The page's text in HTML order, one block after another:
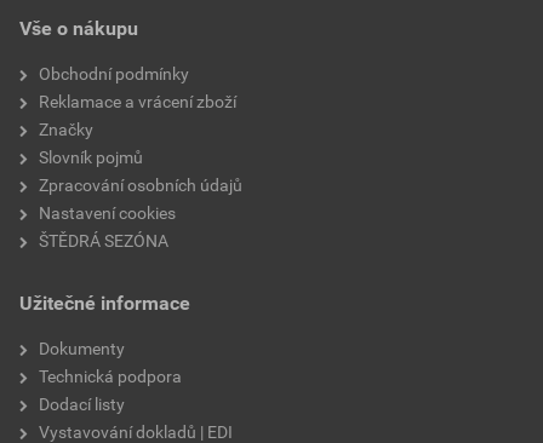
Stáhnout
Velikost
teplota zpracování
hmotnost
typ výrobku
faktor difuzního odporu
materiálová báze
Vše o nákupu
Obchodní podmínky
Reklamace a vrácení zboží
Značky
Slovník pojmů
Zpracování osobních údajů
Nastavení cookies
ŠTĚDRÁ SEZÓNA
Užitečné informace
Dokumenty
Technická podpora
Dodací listy
Vystavování dokladů | EDI